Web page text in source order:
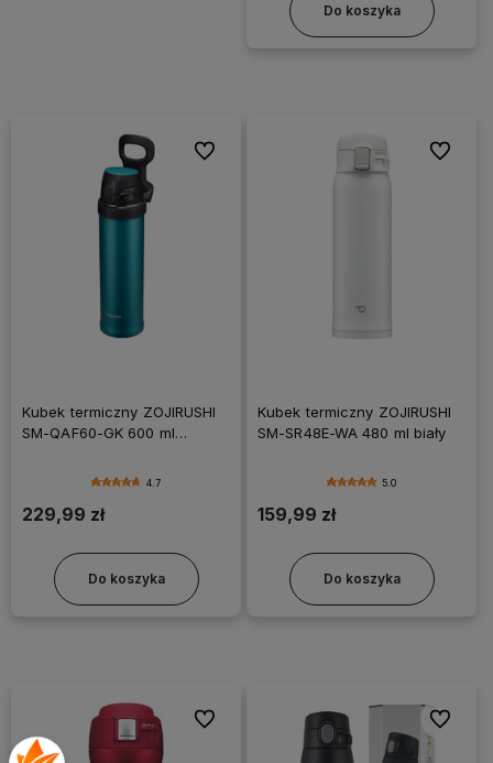
Do koszyka
Kubek termiczny ZOJIRUSHI
SM-QAF60-GK 600 ml
4.7
229,99 zł
Do koszyka
Do ulubionych
Kubek termiczny ZOJIRUSHI
SM-SR48E-WA 480 ml biały
5.0
159,99 zł
Do koszyka
Do
Do ulubionych Do